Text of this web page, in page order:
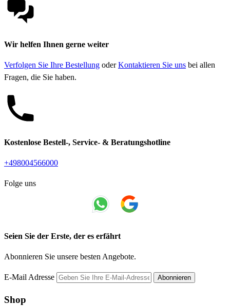
Wir helfen Ihnen gerne weiter
Verfolgen Sie Ihre Bestellung oderKontaktieren Sie uns bei allen
Fragen, die Sie haben.
Kostenlose Bestell-, Service- & Beratungshotline
+498004566000
Folge uns
Seien Sie der Erste, der es erfährt
Abonnieren Sie unsere besten Angebote.
E-Mail Adresse Abonnieren
Shop